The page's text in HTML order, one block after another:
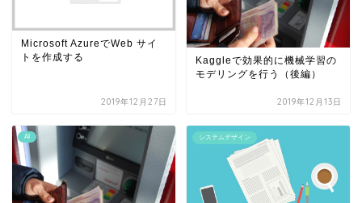
Microsoft AzureでWeb サイ
トを作成する
2019年12月27日
Kaggleで効果的に機械学習の
モデリングを行う（後編）
2019年12月13日
AI システムデザイン